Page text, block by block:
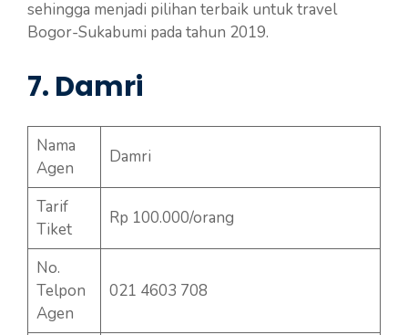
sehingga menjadi pilihan terbaik untuk travel
Bogor-Sukabumi pada tahun 2019.
7. Damri
Nama
Agen
Damri
Tarif
Tiket
Rp 100.000/orang
No.
Telpon
Agen
021 4603 708